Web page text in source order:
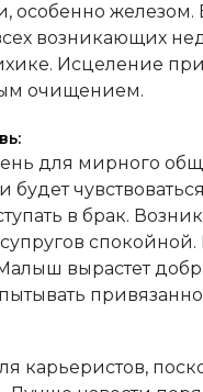
особенно железом.
возникающих
Исцеление
очищением.
для мирного
в брак.
вырастет
карьеристов,